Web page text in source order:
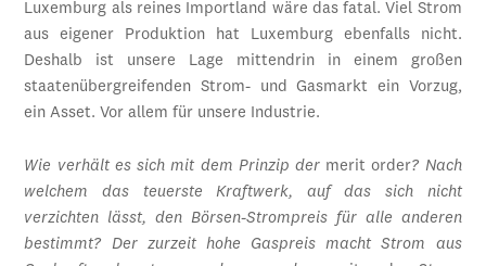
Luxemburg als reines Importland wäre das fatal. Viel Strom
aus eigener Produktion hat Luxemburg ebenfalls nicht.
Deshalb ist unsere Lage mittendrin in einem großen
staatenübergreifenden Strom- und Gasmarkt ein Vorzug,
ein Asset. Vor allem für unsere Industrie.
Wie verhält es sich mit dem Prinzip dermerit order? Nach
welchem das teuerste Kraftwerk, auf das sich nicht
verzichten lässt, den Börsen-Strompreis für alle anderen
bestimmt? Der zurzeit hohe Gaspreis macht Strom aus